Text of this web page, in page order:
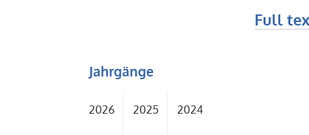
Full
Jahrgänge
2026 2025 2024